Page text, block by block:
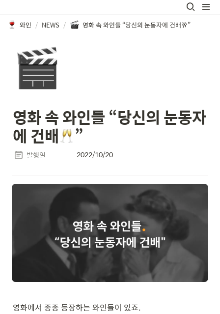
와인 / NEWS / 영화 속 와인들 “당신의 눈동자에 건배🥂”
🎬
영화 속 와인들 “당신의 눈동자
에 건배 ”
발행일 2022/10/20
영화에서 종종 등장하는 와인들이 있죠.